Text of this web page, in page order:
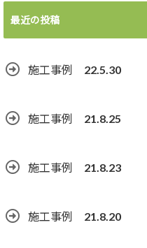
最近の投稿
施工事例 22.5.30
施工事例 21.8.25
施工事例 21.8.23
施工事例 21.8.20